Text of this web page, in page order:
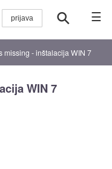
☰
missing - inštalacija WIN 7
WIN 7